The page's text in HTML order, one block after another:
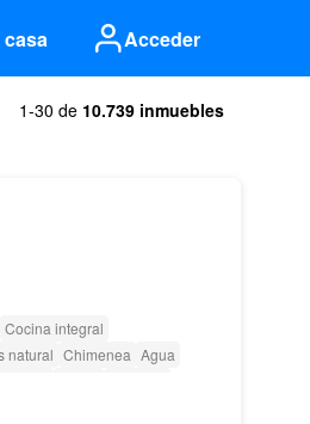
Acceder
1-30 de 10.739 inmuebles
Cocina integral
natural Chimenea Agua